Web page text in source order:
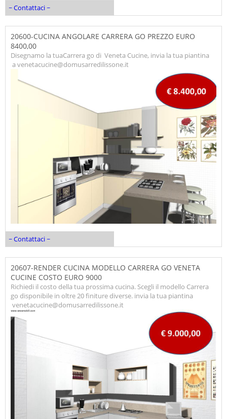
~ Contattaci ~
20600-CUCINA ANGOLARE CARRERA GO PREZZO EURO
8400,00
Disegnamo la tuaCarrera go di Veneta Cucine, invia la tua piantina
a venetacucine@domusarredilissone.it
~ Contattaci ~
20607-RENDER CUCINA MODELLO CARRERA GO VENETA
CUCINE COSTO EURO 9000
Richiedi il costo della tua prossima cucina. Scegli il modello Carrera
go disponibile in oltre 20 finiture diverse. invia la tua piantina
venetacucine@domusarredilissone.it